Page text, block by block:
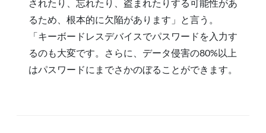
されたり、忘れたり、盗まれたりする可能性があ
るため、根本的に欠陥があります」と言う。
「キーボードレスデバイスでパスワードを入力す
るのも大変です。さらに、データ侵害の80%以上
はパスワードにまでさかのぼることができます。